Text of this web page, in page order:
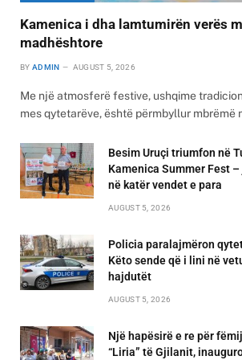
Kamenica i dha lamtumirën verës
madhështore
BY ADMIN AUGUST 5, 2026
Me një atmosferë festive, ushqime
mes qytetarëve, është përmbyllur mbrëmë
Besim Uruçi triumfon në
Kamenica Summer Fest
në katër vendet e para
AUGUST 5, 2026
Policia paralajmëron
Këto sende që i lini në
hajdutët
AUGUST 5, 2026
Një hapësirë e re për
“Liria” të Gjilanit,